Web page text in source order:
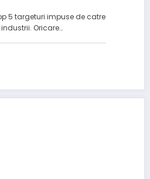
5 targeturi impuse de catre
Oricare…